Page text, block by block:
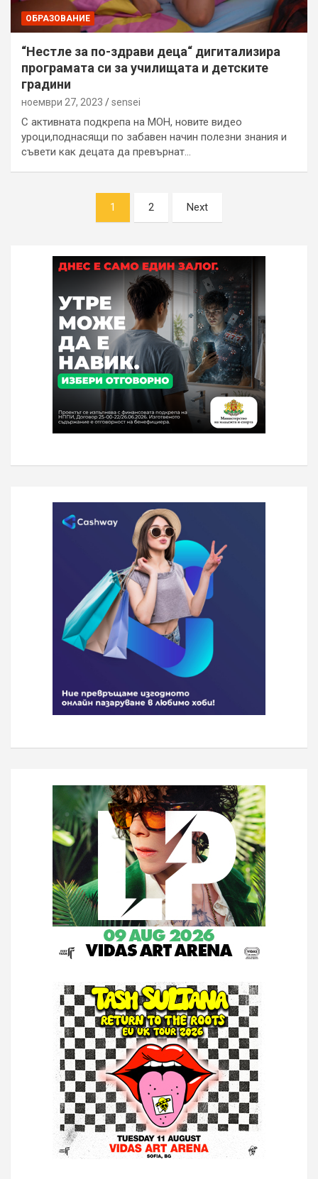
ОБРАЗОВАНИЕ
“Нестле за по-здрави деца“ дигитализира
програмата си за училищата и детските
градини
ноември 27, 2023 sensei
С активната подкрепа на МОН, новите видео
уроци,поднасящи по забавен начин полезни знания и
съвети как децата да превърнат…
страници
1 2 Next